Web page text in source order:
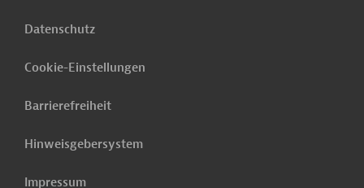
Datenschutz
Cookie-Einstellungen
Barrierefreiheit
Hinweisgebersystem
Impressum